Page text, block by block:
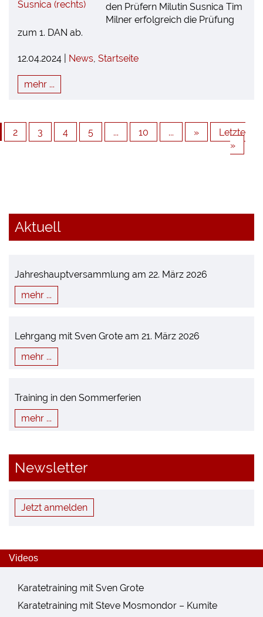
den Prüfern Milutin Susnica Tim
Milner erfolgreich die Prüfung
zum 1. DAN ab.
12.04.2024 | News, Startseite
mehr ...
2 3 4 5 ... 10 ... »
Letzte
»
Aktuell
Jahreshauptversammlung am 22. März 2026
mehr ...
Lehrgang mit Sven Grote am 21. März 2026
mehr ...
Training in den Sommerferien
mehr ...
Newsletter
Jetzt anmelden
Videos
Karatetraining mit Sven Grote
Karatetraining mit Steve Mosmondor – Kumite